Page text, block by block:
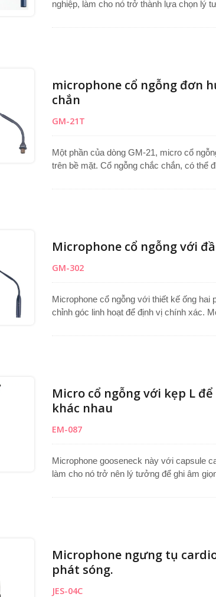
nghiệp, làm cho nó trở thành lựa chọn lý
chỉnh góc dễ dàng để định vị tối ưu trong
microphone cổ ngỗng đơn
chắn
GM-21T
Một phần của dòng GM-21, micro cổ
trên bề mặt. Cổ ngỗng chắc chắn, có thể
Sản xuất tại Đài Loan với chất lượng
Microphone cổ ngỗng với
GM-302
Microphone cổ ngỗng với thiết kế ống hai
chỉnh góc linh hoạt để định vị chính xác.
Phù hợp cho việc sử dụng trong hệ thống
Micro cổ ngỗng với kẹp L
khác nhau
EM-087
Microphone gooseneck này với capsule
làm cho nó trở nên lý tưởng để ghi âm
giọng nói chính xác trong khi giảm thiểu
Microphone ngưng tụ
phát sóng.
JES-04C